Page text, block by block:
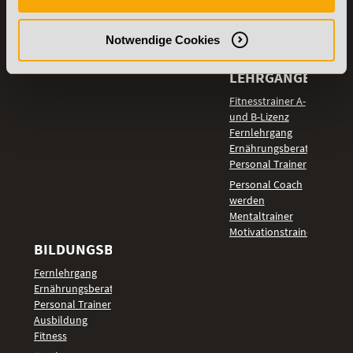
Notwendige Cookies
Vertrag
widerrufen
Details zu
TOP-
LEHRGÄNGE
Fitnesstrainer A-
und B-Lizenz
Fernlehrgang
Ernährungsberater
Personal Trainer
Personal Coach
werden
Mentaltrainer
Motivationstrainer
BILDUNGSBEREICHE
Fernlehrgang
Ernährungsberater
Personal Trainer
Ausbildung
Fitness